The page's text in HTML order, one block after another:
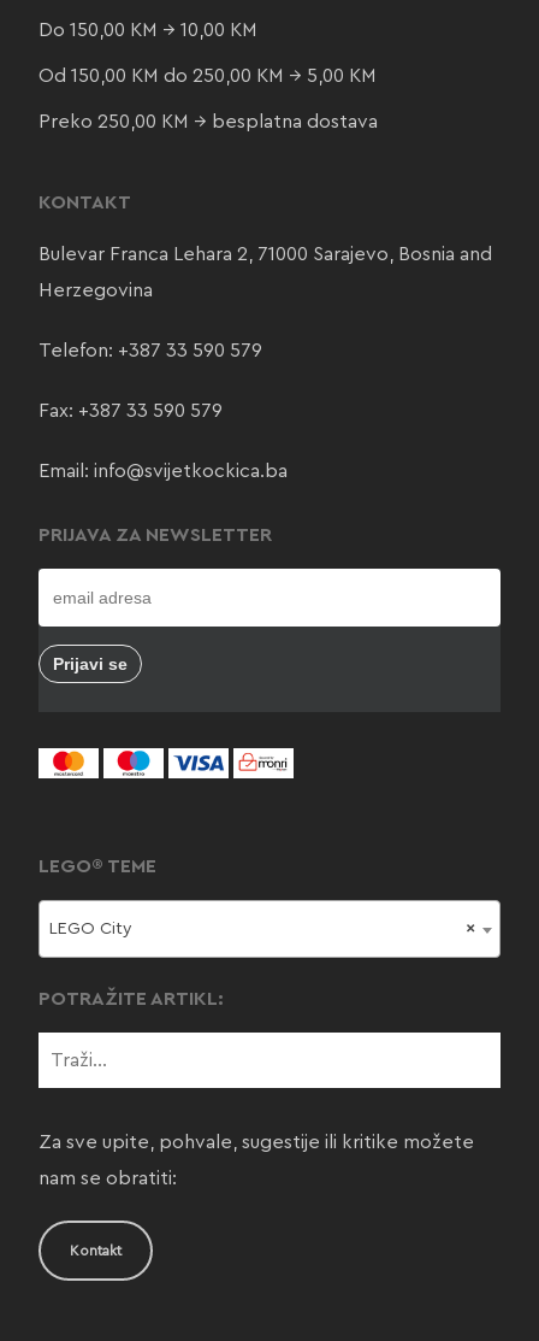
Do 150,00 KM → 10,00 KM
Od 150,00 KM do 250,00 KM → 5,00 KM
Preko 250,00 KM → besplatna dostava
KONTAKT
Bulevar Franca Lehara 2, 71000 Sarajevo, Bosnia and
Herzegovina
Telefon: +387 33 590 579
Fax: +387 33 590 579
Email: info@svijetkockica.ba
PRIJAVA ZA NEWSLETTER
LEGO® TEME
×
LEGO City
POTRAŽITE ARTIKL:
Za sve upite, pohvale, sugestije ili kritike možete
nam se obratiti:
Kontakt